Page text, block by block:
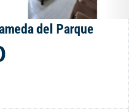
del Parque